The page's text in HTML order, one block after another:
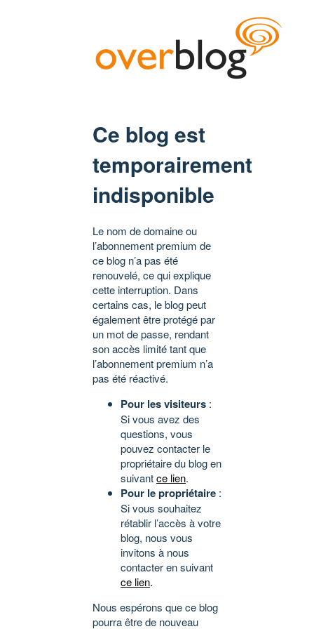
Ce blog est
temporairement
indisponible
Le nom de domaine ou
l’abonnement premium de
ce blog n’a pas été
renouvelé, ce qui explique
cette interruption. Dans
certains cas, le blog peut
également être protégé par
un mot de passe, rendant
son accès limité tant que
l’abonnement premium n’a
pas été réactivé.
Pour les visiteurs :
Si vous avez des
questions, vous
pouvez contacter le
propriétaire du blog en
suivantce lien.
Pour le propriétaire :
Si vous souhaitez
rétablir l’accès à votre
blog, nous vous
invitons à nous
contacter en suivant
ce lien.
Nous espérons que ce blog
pourra être de nouveau